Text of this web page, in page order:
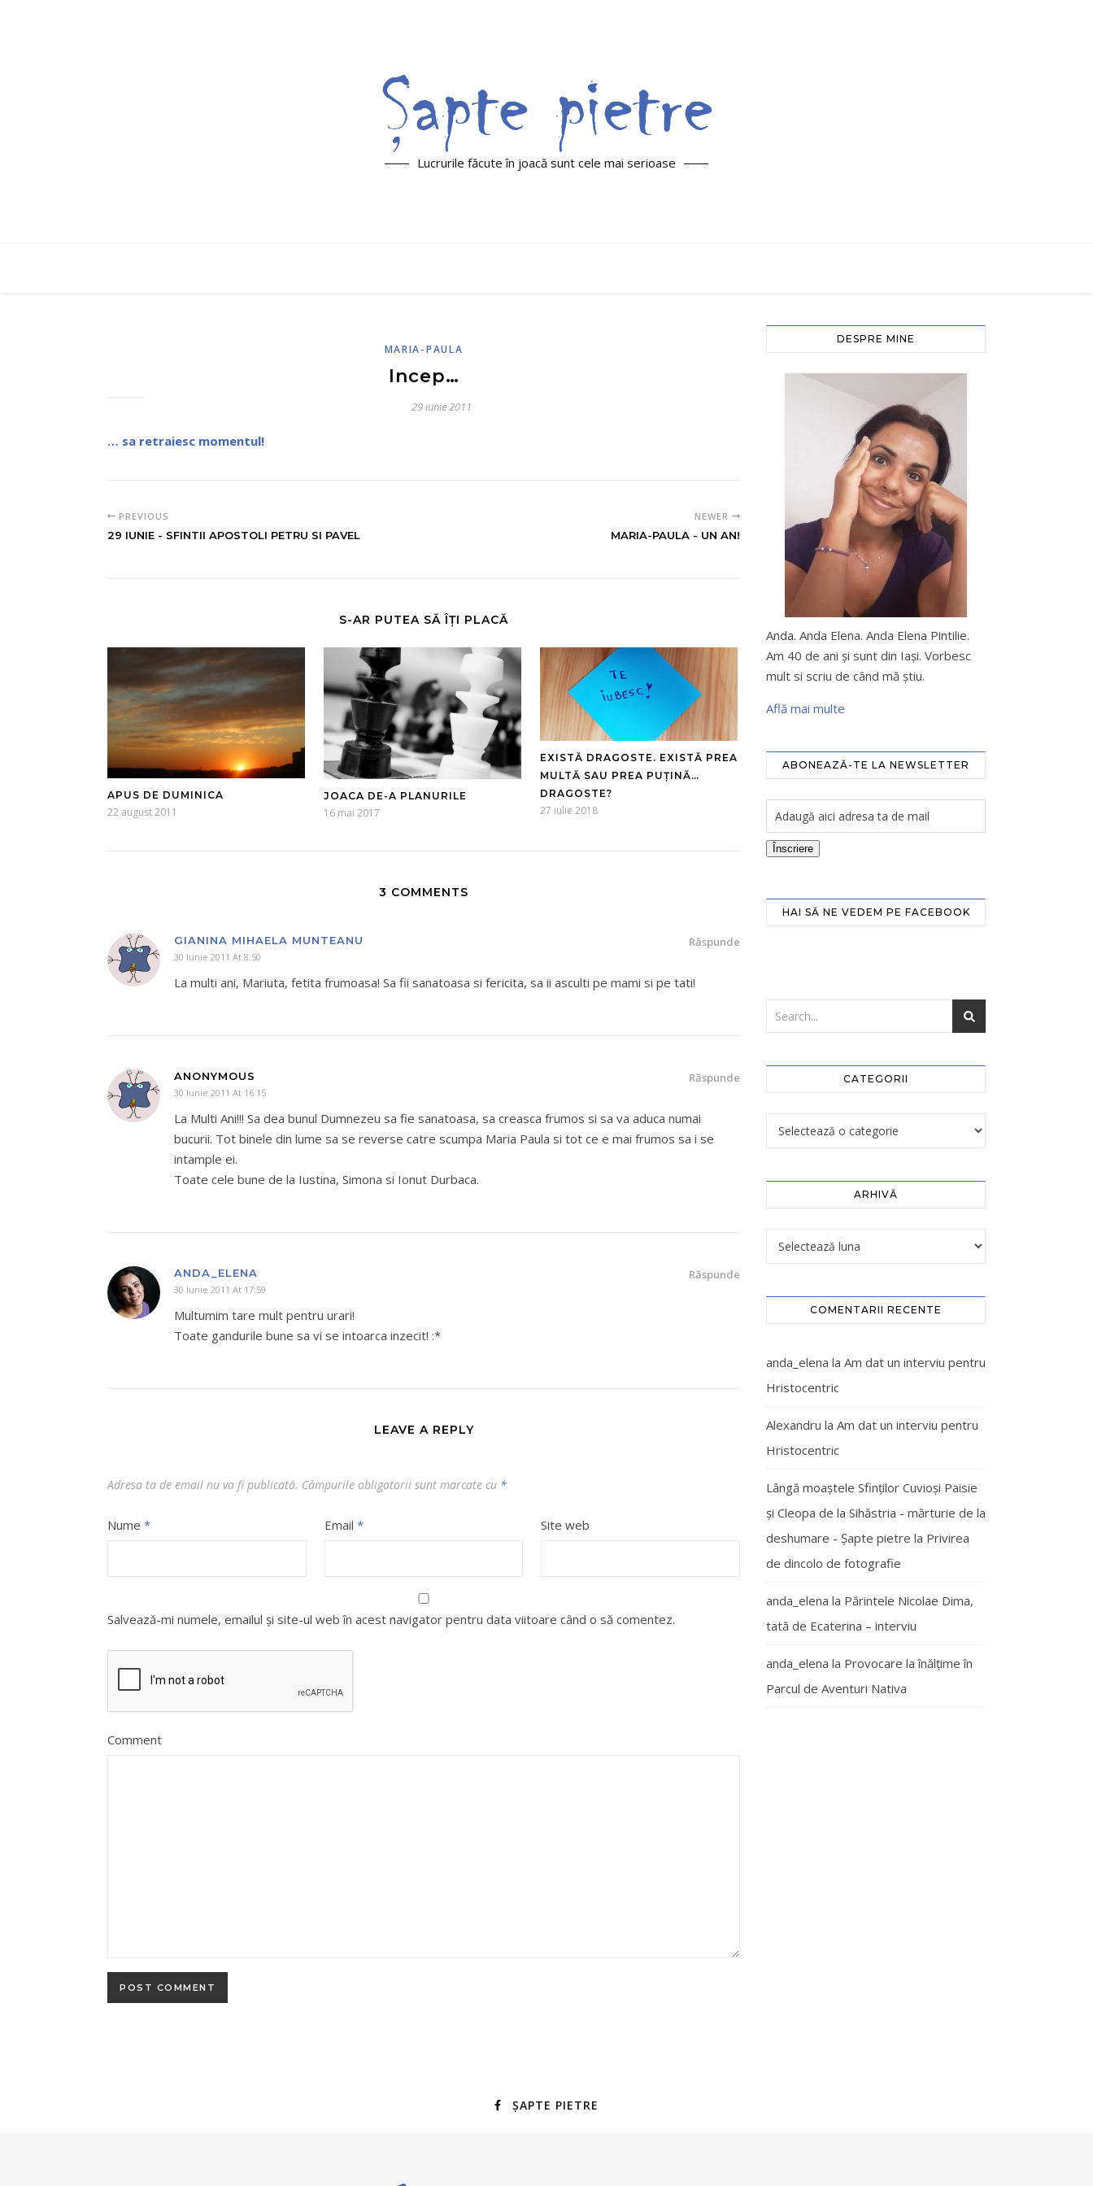
Lucrurile făcute în joacă sunt cele mai serioase
MARIA-PAULA
Incep…
29 iunie 2011
… sa retraiesc momentul!
PREVIOUS
29 IUNIE - SFINTII APOSTOLI PETRU SI PAVEL
NEWER
MARIA-PAULA - UN AN!
S-AR PUTEA SĂ ÎȚI PLACĂ
APUS DE DUMINICA
22 august 2011
JOACA DE-A PLANURILE
16 mai 2017
EXISTĂ DRAGOSTE. EXISTĂ PREA
MULTĂ SAU PREA PUȚINĂ…
DRAGOSTE?
27 iulie 2018
3 COMMENTS
GIANINA MIHAELA MUNTEANU
30 Iunie 2011 At 8:50
Răspunde
La multi ani, Mariuta, fetita frumoasa! Sa fii sanatoasa si fericita, sa ii asculti pe mami si pe tati!
ANONYMOUS
30 Iunie 2011 At 16:15
Răspunde
La Multi Ani!!! Sa dea bunul Dumnezeu sa fie sanatoasa, sa creasca frumos si sa va aduca numai
bucurii. Tot binele din lume sa se reverse catre scumpa Maria Paula si tot ce e mai frumos sa i se
intample ei.
Toate cele bune de la Iustina, Simona si Ionut Durbaca.
ANDA_ELENA
30 Iunie 2011 At 17:59
Răspunde
Multumim tare mult pentru urari!
Toate gandurile bune sa vi se intoarca inzecit! :*
LEAVE A REPLY
Adresa ta de email nu va fi publicată. Câmpurile obligatorii sunt marcate cu *
Nume * Email * Site web
Salvează-mi numele, emailul și site-ul web în acest navigator pentru data viitoare când o să comentez.
Comment
DESPRE MINE
Anda. Anda Elena. Anda Elena Pintilie.
Am 40 de ani şi sunt din Iaşi. Vorbesc
mult si scriu de când mă ştiu.
Află mai multe
ABONEAZĂ-TE LA NEWSLETTER
Înscriere
HAI SĂ NE VEDEM PE FACEBOOK
CATEGORII
ARHIVĂ
COMENTARII RECENTE
anda_elena la Am dat un interviu pentru
Hristocentric
Alexandru la Am dat un interviu pentru
Hristocentric
Lângă moaștele Sfinților Cuvioși Paisie
și Cleopa de la Sihăstria - mărturie de la
deshumare - Şapte pietre la Privirea
de dincolo de fotografie
anda_elena la Părintele Nicolae Dima,
tată de Ecaterina – interviu
anda_elena la Provocare la înălțime în
Parcul de Aventuri Nativa
ȘAPTE PIETRE